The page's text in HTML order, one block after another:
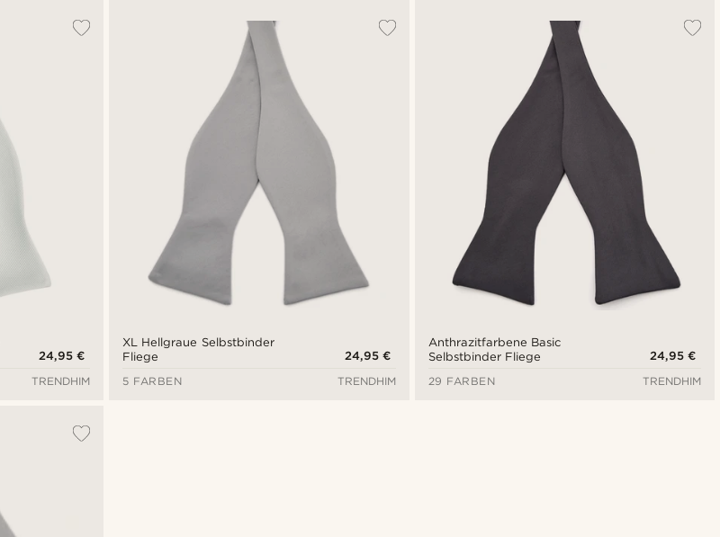
24,95 €
TRENDHIM
XL Hellgraue Selbstbinder
Fliege
24,95 €
5 FARBEN
TRENDHIM
Anthrazitfarbene Basic
Selbstbinder Fliege
24,95 €
29 FARBEN
TRENDHIM